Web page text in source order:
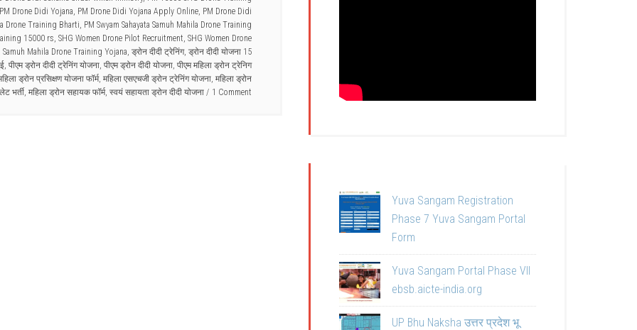
PM Drone Didi Yojana, PM Drone Didi Yojana Apply Online, PM Drone Didi
Drone Training Bharti, PM Swyam Sahayata Samuh Mahila Drone Training
15000 rs, SHG Women Drone Pilot Recruitment, SHG Women Drone
Samuh Mahila Drone Training Yojana, ड्रोन दीदी ट्रेनिंग, ड्रोन दीदी योजना 15
, पीएम ड्रोन दीदी ट्रेनिंग योजना, पीएम ड्रोन दीदी योजना, पीएम महिला ड्रोन ट्रेनिग
ड्रोन प्रसिक्षण योजना फॉर्म, महिला एसएचजी ड्रोन ट्रेनिंग योजना, महिला ड्रोन
भर्ती, महिला ड्रोन सहायक फॉर्म, स्वयं सहायता ड्रोन दीदी योजना 1 Comment
Yuva Sangam Registration
Phase 7 Yuva Sangam Portal
Form
Yuva Sangam Portal Phase VII
ebsb.aicte-india.org
UP Bhu Naksha उत्तर प्रदेश भू